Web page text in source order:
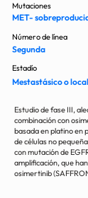
MET-
Mutaciones
Segunda
Número de línea
Mestastásico o
Estadío
Estudio de fase III,
combinación con
basada en platino en
de células no
con mutación de
amplificación, que
osimertinib